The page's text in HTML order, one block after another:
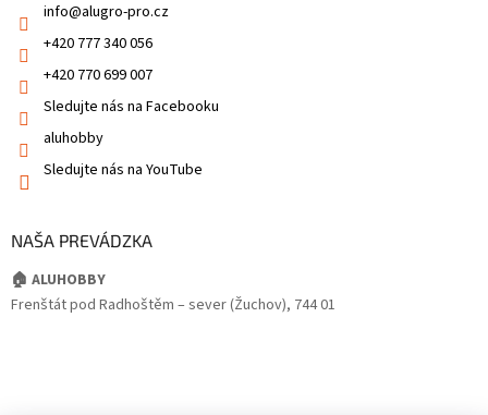
info@alugro-pro.cz
+420 777 340 056
+420 770 699 007
Sledujte nás na Facebooku
aluhobby
Sledujte nás na YouTube
NAŠA PREVÁDZKA
🏠 ALUHOBBY
Frenštát pod Radhoštěm – sever (Žuchov), 744 01